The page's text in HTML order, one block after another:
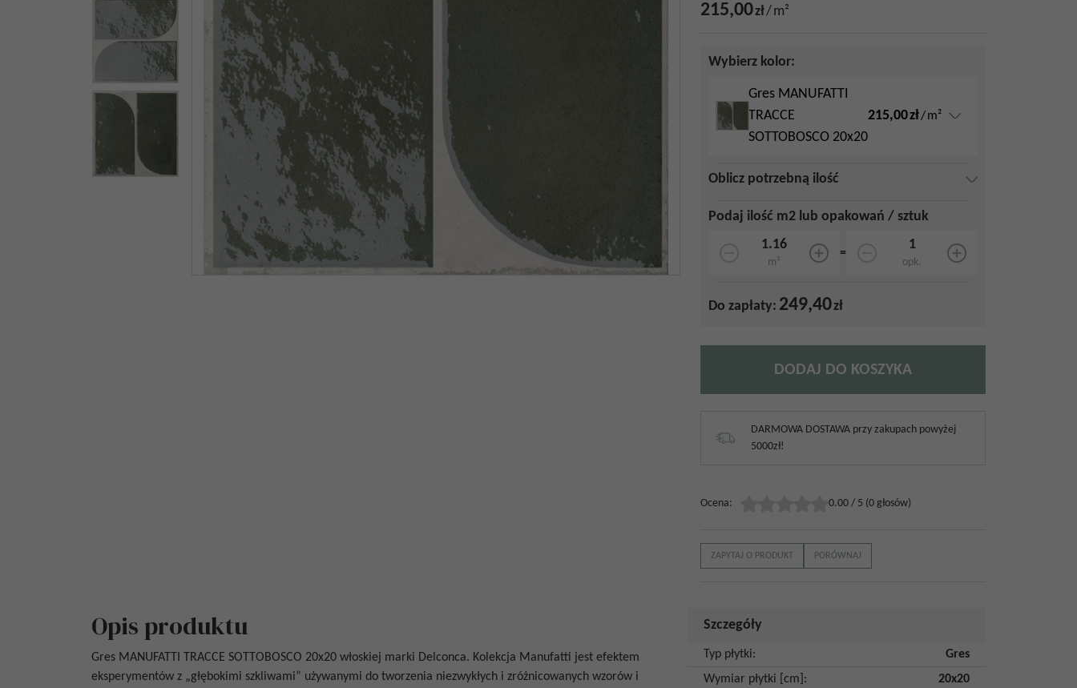
215,00zł/m²
Wybierz kolor:
Gres MANUFATTI
TRACCE
SOTTOBOSCO 20x20
215,00zł/m²
Oblicz potrzebną ilość
Podaj ilość m2 lub opakowań / sztuk
m²
=
opk.
Do zapłaty: 249,40zł
DODAJ DO KOSZYKA
DARMOWA DOSTAWA przy zakupach powyżej
5000zł!
Ocena: 0.00 / 5 (0 głosów)
ZAPYTAJ O PRODUKT PORÓWNAJ
Opis produktu
Gres MANUFATTI TRACCE SOTTOBOSCO 20x20 włoskiej marki Delconca. Kolekcja Manufatti jest efektem
eksperymentów z „głębokimi szkliwami” używanymi do tworzenia niezwykłych i zróżnicowanych wzorów i
Szczegóły
Typ płytki:
Gres
Wymiar płytki [cm] :
20x20